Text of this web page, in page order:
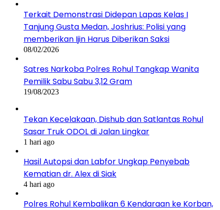
Terkait Demonstrasi Didepan Lapas Kelas I
Tanjung Gusta Medan, Joshrius: Polisi yang
memberikan Ijin Harus Diberikan Saksi
08/02/2026
Satres Narkoba Polres Rohul Tangkap Wanita
Pemilik Sabu Sabu 3,12 Gram
19/08/2023
Tekan Kecelakaan, Dishub dan Satlantas Rohul
Sasar Truk ODOL di Jalan Lingkar
1 hari ago
Hasil Autopsi dan Labfor Ungkap Penyebab
Kematian dr. Alex di Siak
4 hari ago
Polres Rohul Kembalikan 6 Kendaraan ke Korban,